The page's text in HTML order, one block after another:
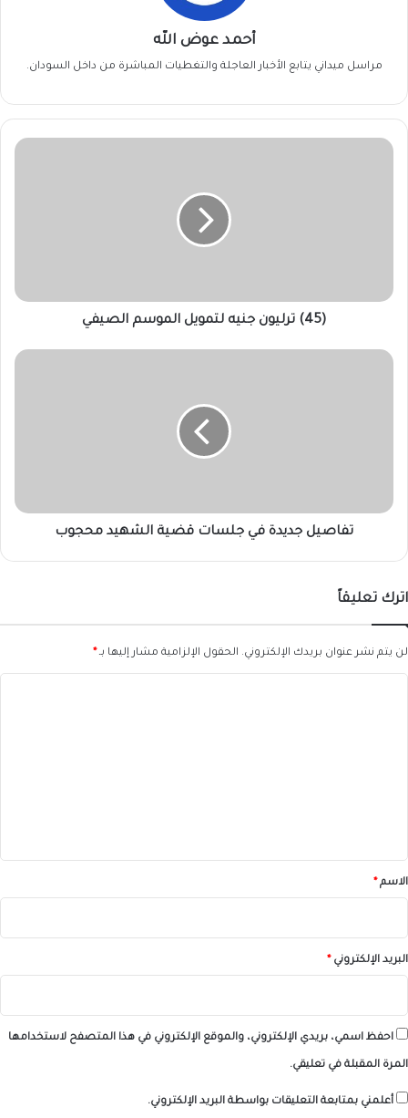
أحمد عوض الله
مراسل ميداني يتابع الأخبار العاجلة والتغطيات المباشرة من داخل السودان.
(45) ترليون جنيه لتمويل الموسم الصيفي
تفاصيل
تفاصيل جديدة في جلسات قضية الشهيد محجوب
اترك تعليقاً
لن يتم نشر عنوان بريدك الإلكتروني. الحقول الإلزامية مشار إليها بـ *
*الاسم *
البريد الإلكتروني *
احفظ اسمي، بريدي الإلكتروني، والموقع الإلكتروني في هذا المتصفح لاستخدامها
المرة المقبلة في تعليقي.
أعلمني بمتابعة التعليقات بواسطة البريد الإلكتروني.